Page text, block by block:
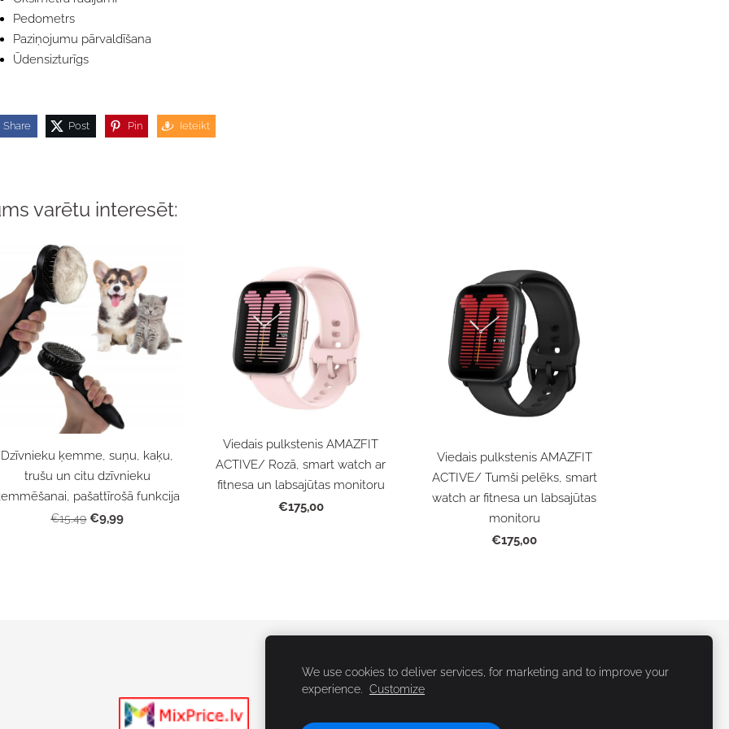
Pedometrs
Paziņojumu pārvaldīšana
Ūdensizturīgs
Share Post Pin Ieteikt
varētu interesēt:
Dzīvnieku ķemme, suņu, kaķu,
trušu un citu dzīvnieku
pašattīrošā funkcija
€15,49 €9,99
Viedais pulkstenis AMAZFIT
ACTIVE/ Rozā, smart watch ar
fitnesa un labsajūtas monitoru
€175,00
Viedais pulkstenis AMAZFIT
ACTIVE/ Tumši pelēks, smart
watch ar fitnesa un labsajūtas
monitoru
€175,00
We use cookies to deliver services, for marketing and to improve your
experience.
Customize